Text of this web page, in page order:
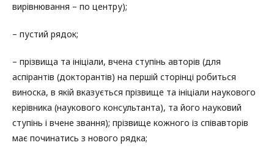
вирівнювання – по центру);
– пустий рядок;
– прізвища та ініціали, вчена ступінь авторів (для
аспірантів (докторантів) на першій сторінці робиться
виноска, в якій вказується прізвище та ініціали наукового
керівника (наукового консультанта), та його науковий
ступінь і вчене звання); прізвище кожного із співавторів
має починатись з нового рядка;